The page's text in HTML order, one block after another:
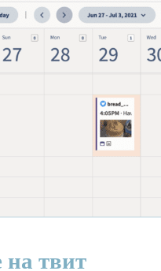
твит